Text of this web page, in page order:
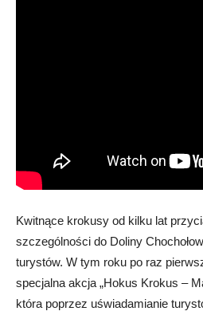
Kwitnące krokusy od kilku lat
szczególności do Doliny
turystów. W tym roku po raz
specjalna akcja „Hokus Krokus –
która poprzez uświadamianie